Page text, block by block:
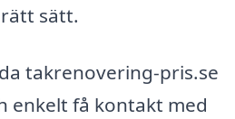
sätt.
takrenovering-pris.se
enkelt få kontakt med